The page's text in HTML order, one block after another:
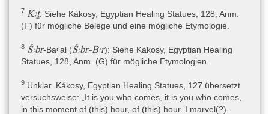
Pa-maj (Pirelli 1989, 111; Sternberg-El Hotabi 1999, II, 107: auf
der Brust), aber es geht dabei wohl um eine Anrufung an einen
Schutzgott Pamai „Der Löwe“, geboren von der Achtheit (Na-
chemeniu) (Kakosy 1999, 120, Zl. 10). Kákosy vermerkt, dass der
Dekorateur, der für die Anbringung der Götterdarstellungen
verantwortlich war, Zugang zu semitischem Gedankengut hatte
(Kákosy 1999, 119: Erwähnung von u.a. Baal und Baal-
Schamaym in einem Spruch auf der rechten Schulter).
7 Kꜣṯ: Siehe Kákosy, Egyptian Healing Statues, 128, Anm.
(F) für mögliche Belege und eine mögliche Etymologie.
8 Šꜣbr-Baꜥal (Šꜣbr-Bꜥr): Siehe Kákosy, Egyptian Healing
Statues, 128, Anm. (G) für mögliche Etymologien.
9 Unklar. Kákosy, Egyptian Healing Statues, 127 übersetzt
versuchsweise: „It is you who comes, it is you who comes,
in this moment of (this) hour, of (this) hour. I marvel(?).